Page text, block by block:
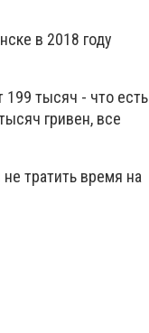
в 2018 году
199 тысяч - что есть
гривен, все
тратить время на